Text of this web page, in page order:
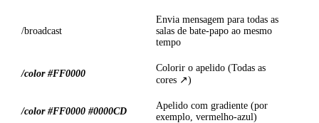
/broadcast
Envia mensagem para todas as
salas de bate-papo ao mesmo
tempo
/color #FF0000
Colorir o apelido (Todas as
cores
)
/color #FF0000 #0000CD
Apelido com gradiente (por
exemplo, vermelho-azul)